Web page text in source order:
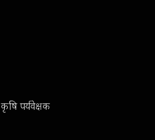
कृषि पर्यवेक्षक